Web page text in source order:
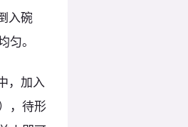
入碗
匀。
，加入
，待形